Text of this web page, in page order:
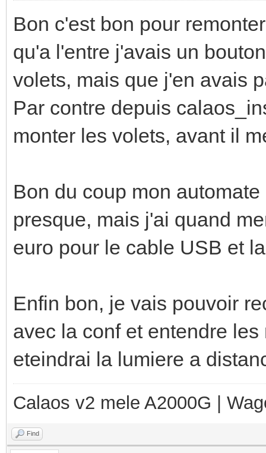
Bon c'est bon pour
qu'a l'entre j'avais un
volets, mais que j'en avais
Par contre depuis
monter les volets, avant il
Bon du coup mon
presque, mais j'ai quand
euro pour le cable USB et
Enfin bon, je vais pouvoir
avec la conf et entendre
eteindrai la lumiere a
Calaos v2 mele A2000G |
Find